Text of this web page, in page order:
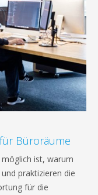
Büroräume
ist, warum
praktizieren die
für die